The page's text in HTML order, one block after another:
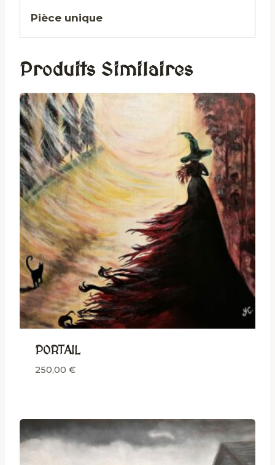
Pièce unique
Produits Similaires
PORTAIL
250,00 €